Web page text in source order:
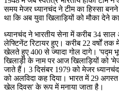
समय मेजर ध्यानचंद ने टीम का हिस्सा
था कि अब युवा खिलाड़ियों को मौका देने
ध्यानचंद ने भारतीय सेना में करीब 34 साल
लेफ्टिनेंट रिटायर हुए। करीब 22 वर्षों
खेलते हुए 400 से ज्यादा गोल दागे। 'पद्म
खिलाड़ी के नाम पर आज खिलाड़ियों को
जाते हैं। 3 दिसंबर 1979 को मेजर
को अलविदा कह दिया। भारत में 29
खेल दिवस' के रूप में मनाया जाता है।